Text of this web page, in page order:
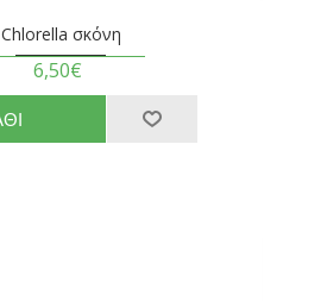
Chlorella σκόνη
6,50€